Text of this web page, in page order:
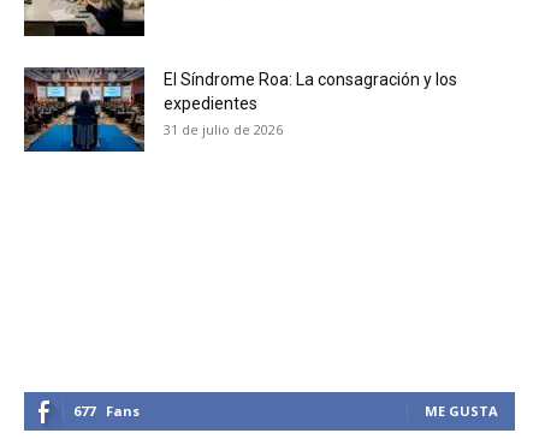
No te pierdas de las
receive all the news of vaping and
tobacco harm reduction in your email.
El Síndrome Roa: La consagración y los
expedientes
31 de julio de 2026
677 Fans ME GUSTA